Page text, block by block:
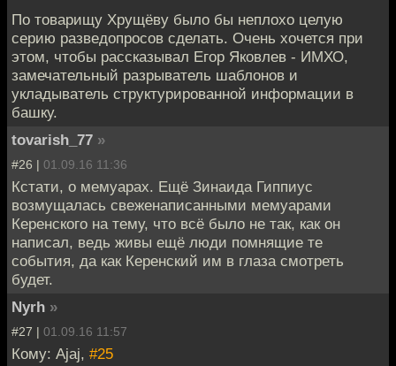
По товарищу Хрущёву было бы неплохо целую
серию разведопросов сделать. Очень хочется при
этом, чтобы рассказывал Егор Яковлев - ИМХО,
замечательный разрыватель шаблонов и
укладыватель структурированной информации в
башку.
tovarish_77 »
#26 | 01.09.16 11:36
Кстати, о мемуарах. Ещё Зинаида Гиппиус
возмущалась свеженаписанными мемуарами
Керенского на тему, что всё было не так, как он
написал, ведь живы ещё люди помнящие те
события, да как Керенский им в глаза смотреть
будет.
Nyrh »
#27 | 01.09.16 11:57
Кому: Ajaj, #25